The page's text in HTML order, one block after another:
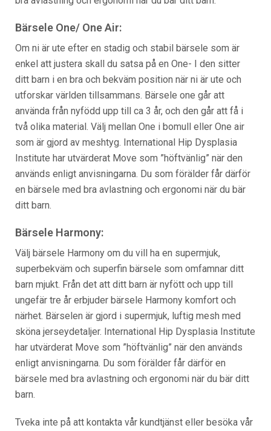
Bärsele One/ One Air:
Om ni är ute efter en stadig och stabil bärsele som är
enkel att justera skall du satsa på en One- I den sitter
ditt barn i en bra och bekväm position när ni är ute och
utforskar världen tillsammans. Bärsele one går att
använda från nyfödd upp till ca 3 år, och den går att få i
två olika material. Välj mellan One i bomull eller One air
som är gjord av meshtyg. International Hip Dysplasia
Institute har utvärderat Move som ”höftvänlig” när den
används enligt anvisningarna. Du som förälder får därför
en bärsele med bra avlastning och ergonomi när du bär
ditt barn.
Bärsele Harmony:
Välj bärsele Harmony om du vill ha en supermjuk,
superbekväm och superfin bärsele som omfamnar ditt
barn mjukt. Från det att ditt barn är nyfött och upp till
ungefär tre år erbjuder bärsele Harmony komfort och
närhet. Bärselen är gjord i supermjuk, luftig mesh med
sköna jerseydetaljer. International Hip Dysplasia Institute
har utvärderat Move som ”höftvänlig” när den används
enligt anvisningarna. Du som förälder får därför en
bärsele med bra avlastning och ergonomi när du bär ditt
barn.
Tveka inte på att kontakta vår kundtjänst eller besöka vår